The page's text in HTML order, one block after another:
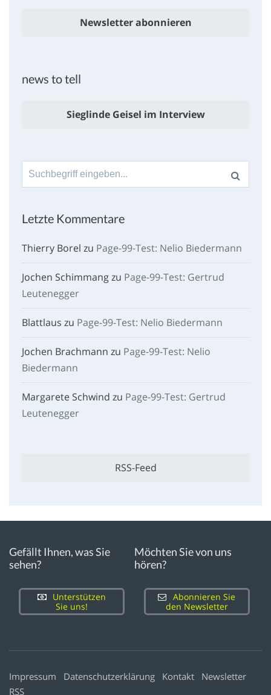
Newsletter abonnieren
news to tell
Sieglinde Geisel im Interview
Suche
nach:
Letzte Kommentare
Thierry Borel zu Page-99-Test: Nelio Biedermann
Jochen Schimmangzu Page-99-Test: Gertrud
Leutenegger
Blattlaus zu Page-99-Test: Nelio Biedermann
Jochen Brachmann zu Page-99-Test: Nelio
Biedermann
Margarete Schwind zu Page-99-Test: Gertrud
Leutenegger
RSS-Feed
Gefällt Ihnen, was Sie
sehen?
Unterstützen
Sie uns!
Möchten Sie von uns
hören?
Abonnieren Sie
den Newsletter
Impressum Datenschutzerklärung Kontakt
Newsletter
RSS